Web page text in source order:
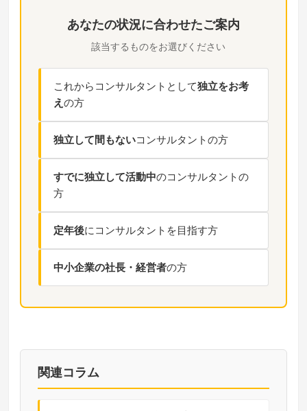
あなたの状況に合わせたご案内
該当するものをお選びください
これからコンサルタントとして独立をお考
えの方
独立して間もないコンサルタントの方
すでに独立して活動中のコンサルタントの
方
定年後にコンサルタントを目指す方
中小企業の社長・経営者の方
関連コラム